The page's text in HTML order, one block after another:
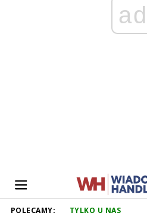
ad
POLECAMY: TYLKO U NAS